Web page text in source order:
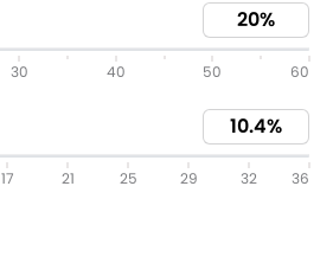
30 40 50 60
17 21 25 29 32 36